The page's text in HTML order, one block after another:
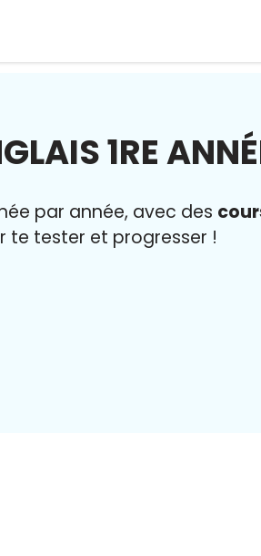
1RE
par année, avec des
te tester et progresser !